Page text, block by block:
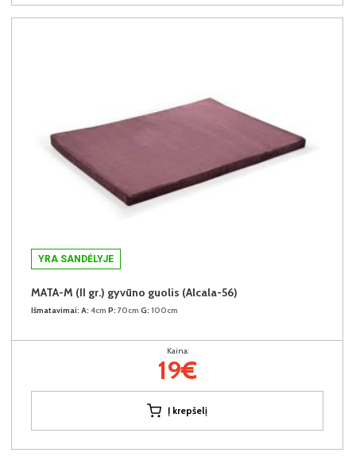
YRA SANDĖLYJE
MATA-M (II gr.) gyvūno guolis (Alcala-56)
Išmatavimai: A: 4cm P: 70cm G: 100cm
Kaina:
19€
Į krepšelį